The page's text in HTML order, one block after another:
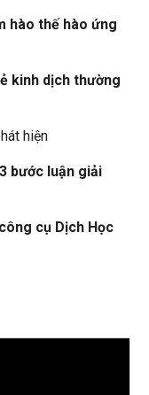
hào thế hào ứng
kinh dịch thường
hiện
bước luận giải
cụ Dịch Học